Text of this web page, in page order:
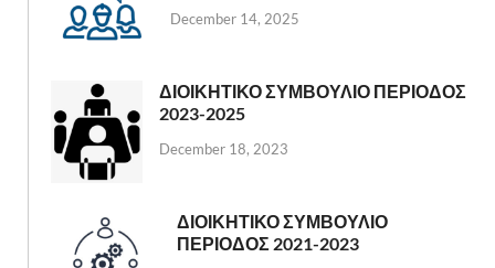
December 14, 2025
ΔΙΟΙΚΗΤΙΚΟ ΣΥΜΒΟΥΛΙΟ ΠΕΡΙΟΔΟΣ
2023-2025
December 18, 2023
ΔΙΟΙΚΗΤΙΚΟ ΣΥΜΒΟΥΛΙΟ
ΠΕΡΙΟΔΟΣ 2021-2023